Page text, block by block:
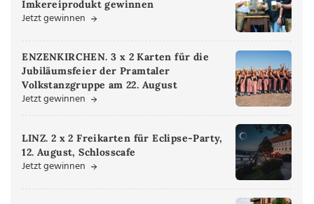
Imkereiprodukt gewinnen
Jetzt gewinnen
ENZENKIRCHEN. 3 x 2 Karten für die
Jubiläumsfeier der Pramtaler
Volkstanzgruppe am 22. August
Jetzt gewinnen
LINZ. 2 x 2 Freikarten für Eclipse-Party,
12. August, Schlosscafe
Jetzt gewinnen